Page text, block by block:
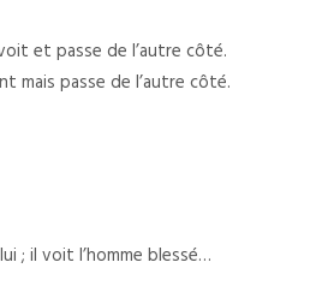
et passe de l’autre côté.
mais passe de l’autre côté.
; il voit l’homme blessé…